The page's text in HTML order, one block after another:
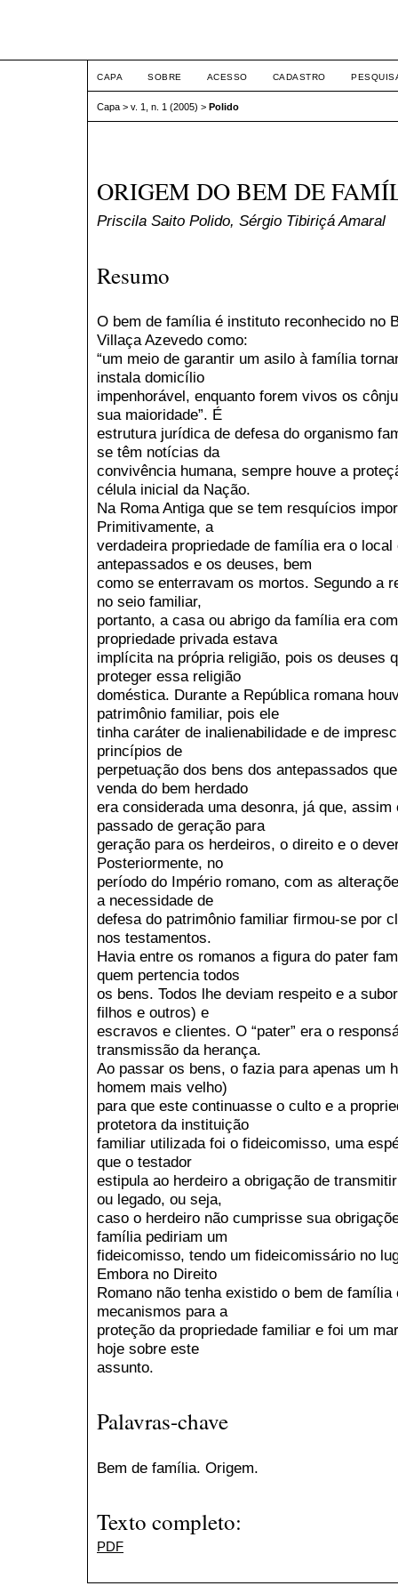
CAPA SOBRE ACESSO CADASTRO
Capa > v. 1, n. 1 (2005) > Polido
ORIGEM DO BEM DE
Priscila Saito Polido, Sérgio Tibiriçá Amaral
Resumo
O bem de família é instituto reconhecido no
Villaça Azevedo como:
“um meio de garantir um asilo à família
instala domicílio
impenhorável, enquanto forem vivos os
sua maioridade”. É
estrutura jurídica de defesa do organismo
se têm notícias da
convivência humana, sempre houve a
célula inicial da Nação.
Na Roma Antiga que se tem resquícios
Primitivamente, a
verdadeira propriedade de família era o
antepassados e os deuses, bem
como se enterravam os mortos. Segundo a
no seio familiar,
portanto, a casa ou abrigo da família era
propriedade privada estava
implícita na própria religião, pois os deuses
proteger essa religião
doméstica. Durante a República romana
patrimônio familiar, pois ele
tinha caráter de inalienabilidade e de
princípios de
perpetuação dos bens dos antepassados
venda do bem herdado
era considerada uma desonra, já que,
passado de geração para
geração para os herdeiros, o direito e o
Posteriormente, no
período do Império romano, com as
a necessidade de
defesa do patrimônio familiar firmou-se por
nos testamentos.
Havia entre os romanos a figura do pater
quem pertencia todos
os bens. Todos lhe deviam respeito e a
filhos e outros) e
escravos e clientes. O “pater” era o
transmissão da herança.
Ao passar os bens, o fazia para apenas um
homem mais velho)
para que este continuasse o culto e a
protetora da instituição
familiar utilizada foi o fideicomisso, uma
que o testador
estipula ao herdeiro a obrigação de
ou legado, ou seja,
caso o herdeiro não cumprisse sua
família pediriam um
fideicomisso, tendo um fideicomissário no
Embora no Direito
Romano não tenha existido o bem de
mecanismos para a
proteção da propriedade familiar e foi um
hoje sobre este
assunto.
Palavras-chave
Bem de família. Origem.
Texto completo:
PDF